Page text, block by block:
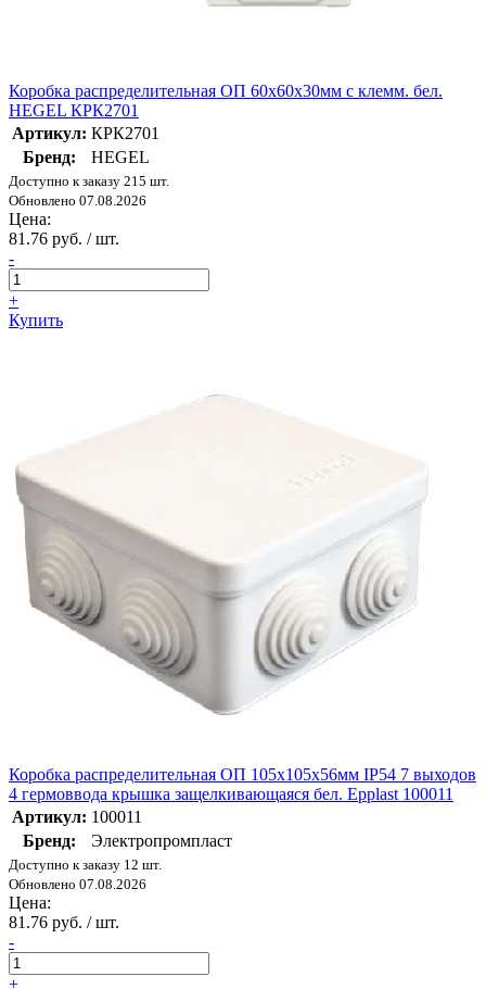
Коробка распределительная ОП 60х60х30мм с клемм. бел.
HEGEL КРК2701
Артикул: КРК2701
Бренд:
HEGEL
Доступно к заказу 215 шт.
Обновлено 07.08.2026
Цена:
81.76 руб. / шт.
-
+
Купить
Коробка распределительная ОП 105х105х56мм IP54 7 выходов
4 гермоввода крышка защелкивающаяся бел. Epplast 100011
Артикул: 100011
Бренд:
Электропромпласт
Доступно к заказу 12 шт.
Обновлено 07.08.2026
Цена:
81.76 руб. / шт.
-
+